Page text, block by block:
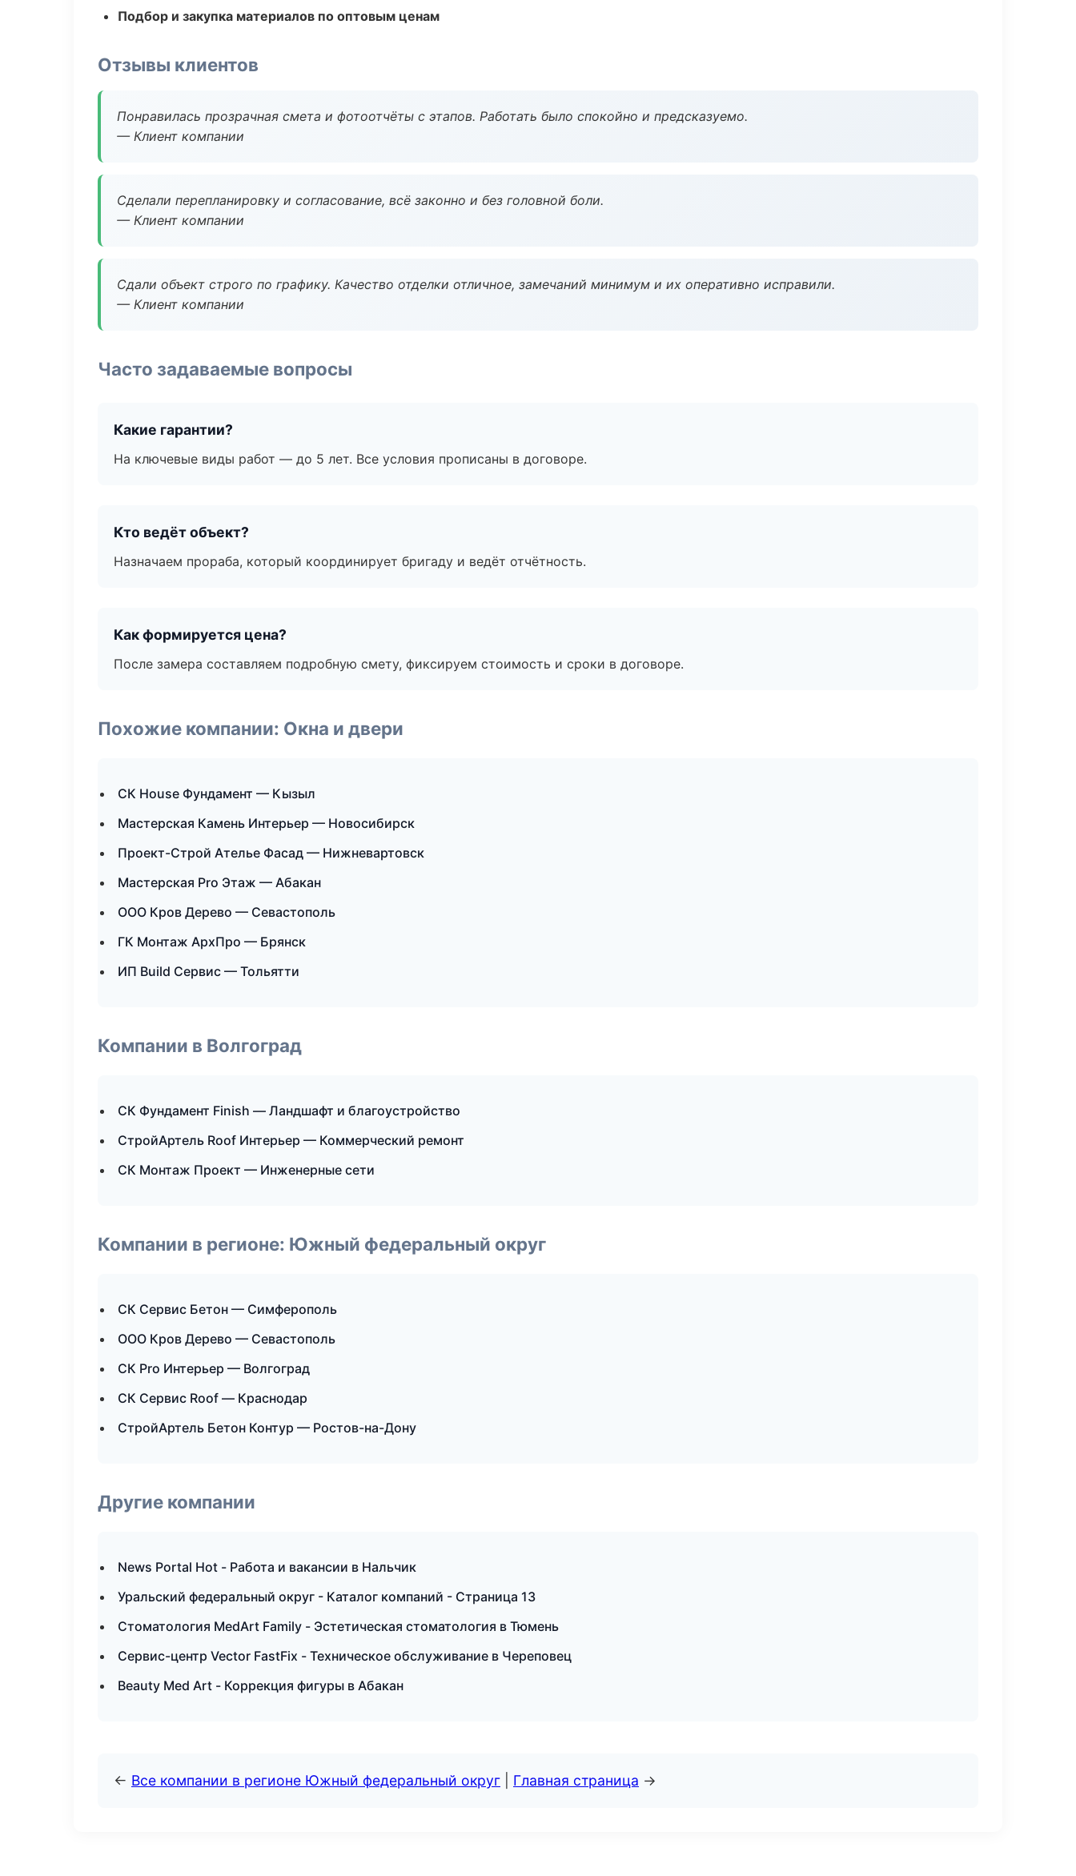
Подбор и закупка материалов по оптовым ценам
Отзывы клиентов
Понравилась прозрачная смета и фотоотчёты с этапов. Работать было спокойно и предсказуемо.
— Клиент компании
Сделали перепланировку и согласование, всё законно и без головной боли.
— Клиент компании
Сдали объект строго по графику. Качество отделки отличное, замечаний минимум и их оперативно исправили.
— Клиент компании
Часто задаваемые вопросы
Какие гарантии?
На ключевые виды работ — до 5 лет. Все условия прописаны в договоре.
Кто ведёт объект?
Назначаем прораба, который координирует бригаду и ведёт отчётность.
Как формируется цена?
После замера составляем подробную смету, фиксируем стоимость и сроки в договоре.
Похожие компании: Окна и двери
СК House Фундамент — Кызыл
Мастерская Камень Интерьер — Новосибирск
Проект-Строй Ателье Фасад — Нижневартовск
Мастерская Pro Этаж — Абакан
ООО Кров Дерево — Севастополь
ГК Монтаж АрхПро — Брянск
ИП Build Сервис — Тольятти
Компании в Волгоград
СК Фундамент Finish — Ландшафт и благоустройство
СтройАртель Roof Интерьер — Коммерческий ремонт
СК Монтаж Проект — Инженерные сети
Компании в регионе: Южный федеральный округ
СК Сервис Бетон — Симферополь
ООО Кров Дерево — Севастополь
СК Pro Интерьер — Волгоград
СК Сервис Roof — Краснодар
СтройАртель Бетон Контур — Ростов-на-Дону
Другие компании
News Portal Hot - Работа и вакансии в Нальчик
Уральский федеральный округ - Каталог компаний - Страница 13
Стоматология MedArt Family - Эстетическая стоматология в Тюмень
Сервис-центр Vector FastFix - Техническое обслуживание в Череповец
Beauty Med Art - Коррекция фигуры в Абакан
← Все компании в регионе Южный федеральный округ Главная страница →